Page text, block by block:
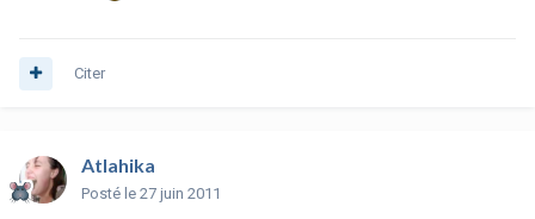
Citer
Atlahika
Posté le 27 juin 2011